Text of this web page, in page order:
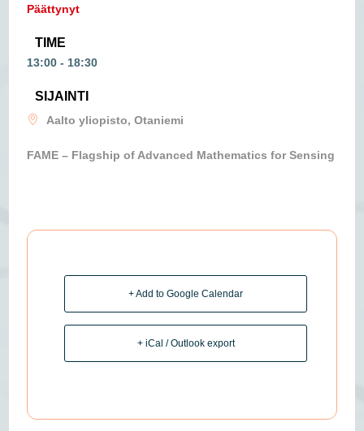
Päättynyt
TIME
13:00 - 18:30
SIJAINTI
Aalto yliopisto, Otaniemi
FAME – Flagship of Advanced Mathematics for Sensing
+ Add to Google Calendar
+ iCal / Outlook export